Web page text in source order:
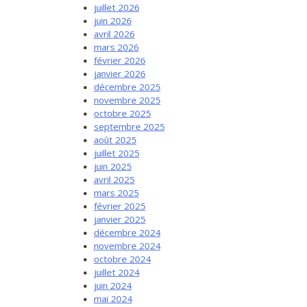
juillet 2026
juin 2026
avril 2026
mars 2026
février 2026
janvier 2026
décembre 2025
novembre 2025
octobre 2025
septembre 2025
août 2025
juillet 2025
juin 2025
avril 2025
mars 2025
février 2025
janvier 2025
décembre 2024
novembre 2024
octobre 2024
juillet 2024
juin 2024
mai 2024